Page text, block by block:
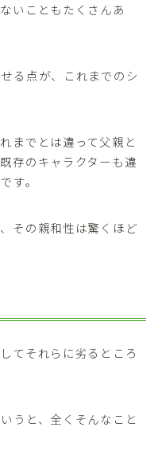
いこともたくさんあ
る点が、これまでのシ
までとは違って父親と
存のキャラクターも違
す。
その親和性は驚くほど
てそれらに劣るところ
うと、全くそんなこと